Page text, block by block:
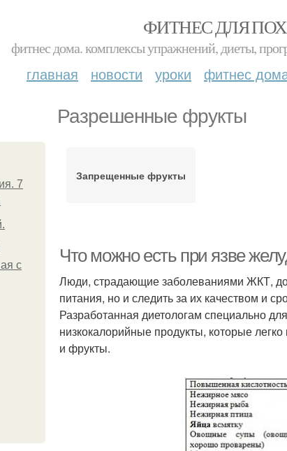
ФИТНЕС ДЛЯ
фитнес дома. комплексы упражнений, диеты,
главная новости уроки фитнес
Разрешенные фрукты
7
с
Запрещенные фрукты
Что можно есть при язве
Люди, страдающие заболеваниями ЖКТ,
питания, но и следить за их качеством и
Разработанная диетологам специально
низкокалорийные продукты, которые
и фрукты.